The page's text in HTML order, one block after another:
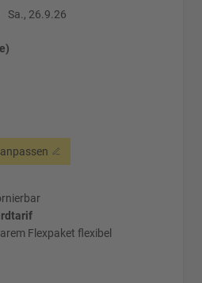
Sa., 26.9.26
Flexpaket flexibel